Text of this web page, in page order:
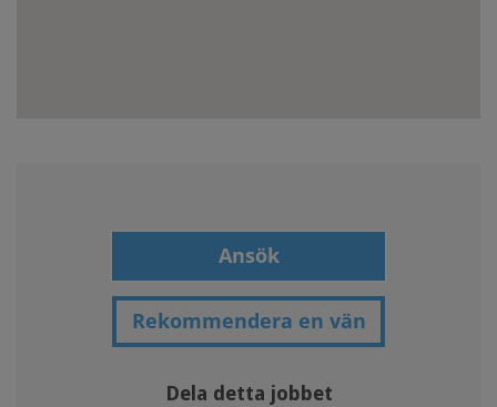
Ansök
Rekommendera en vän
Dela detta jobbet